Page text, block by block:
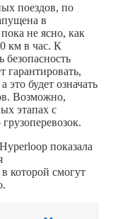
поездов, по
в
не ясно, как
км в час. К
безопасность
это будет означать
Возможно,
этапах с
показала
которой смогут